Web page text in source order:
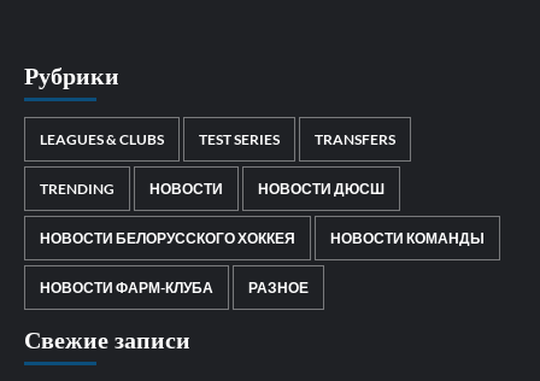
Рубрики
LEAGUES & CLUBS TEST SERIES TRANSFERS
TRENDING НОВОСТИ НОВОСТИ ДЮСШ
НОВОСТИ БЕЛОРУССКОГО ХОККЕЯ НОВОСТИ КОМАНДЫ
НОВОСТИ ФАРМ-КЛУБА РАЗНОЕ
Свежие записи